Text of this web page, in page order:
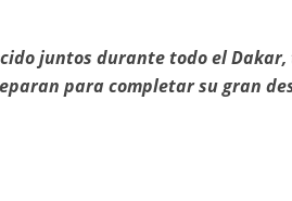
juntos durante todo el
para completar su gran